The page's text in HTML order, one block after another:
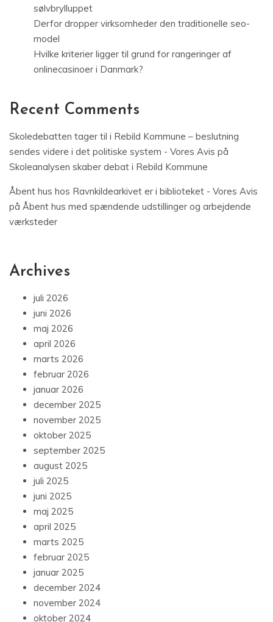
sølvbrylluppet
Derfor dropper virksomheder den traditionelle seo-
model
Hvilke kriterier ligger til grund for rangeringer af
onlinecasinoer i Danmark?
Recent Comments
Skoledebatten tager til i Rebild Kommune – beslutning
sendes videre i det politiske system - Vores Avis på
Skoleanalysen skaber debat i Rebild Kommune
Åbent hus hos Ravnkildearkivet er i biblioteket - Vores Avis
på Åbent hus med spændende udstillinger og arbejdende
værksteder
Archives
juli 2026
juni 2026
maj 2026
april 2026
marts 2026
februar 2026
januar 2026
december 2025
november 2025
oktober 2025
september 2025
august 2025
juli 2025
juni 2025
maj 2025
april 2025
marts 2025
februar 2025
januar 2025
december 2024
november 2024
oktober 2024